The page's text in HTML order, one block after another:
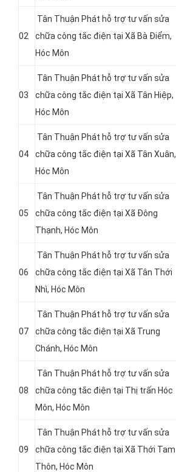
02
Tân Thuận Phát hỗ trợ tư vấn sửa
chữa công tắc điện tại Xã Bà Điểm,
Hóc Môn
03
Tân Thuận Phát hỗ trợ tư vấn sửa
chữa công tắc điện tại Xã Tân Hiệp,
Hóc Môn
04
Tân Thuận Phát hỗ trợ tư vấn sửa
chữa công tắc điện tại Xã Tân Xuân,
Hóc Môn
05
Tân Thuận Phát hỗ trợ tư vấn sửa
chữa công tắc điện tại Xã Đông
Thạnh, Hóc Môn
06
Tân Thuận Phát hỗ trợ tư vấn sửa
chữa công tắc điện tại Xã Tân Thới
Nhì, Hóc Môn
07
Tân Thuận Phát hỗ trợ tư vấn sửa
chữa công tắc điện tại Xã Trung
Chánh, Hóc Môn
08
Tân Thuận Phát hỗ trợ tư vấn sửa
chữa công tắc điện tại Thị trấn Hóc
Môn, Hóc Môn
09
Tân Thuận Phát hỗ trợ tư vấn sửa
chữa công tắc điện tại Xã Thới Tam
Thôn, Hóc Môn